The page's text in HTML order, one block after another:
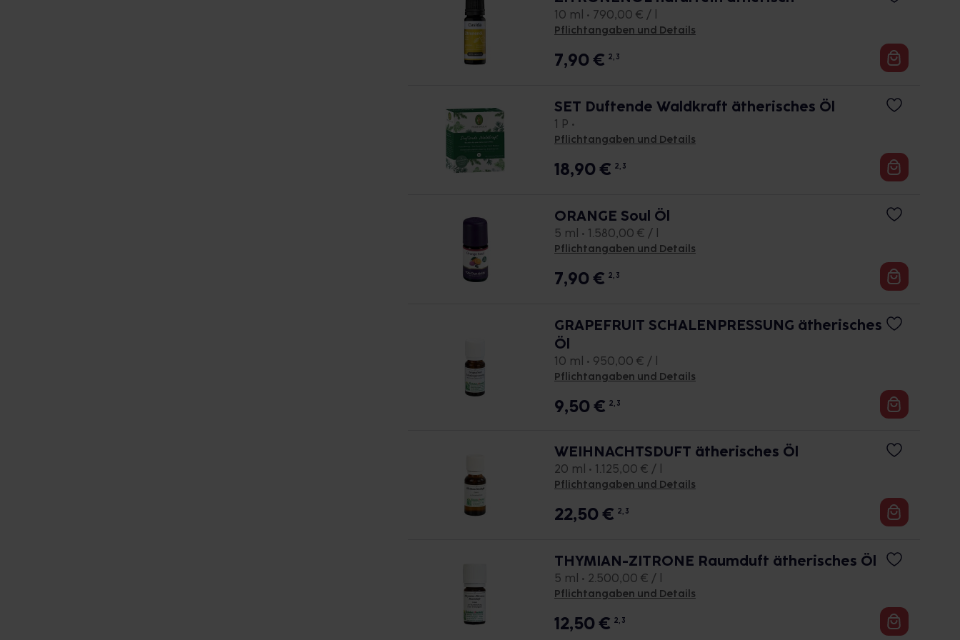
10 ml • 790,00 € / l
Pflichtangaben und Details
7,90€ 2, 3
SET Duftende Waldkraft ätherisches Öl
1 P •
Pflichtangaben und Details
18,90€ 2, 3
ORANGE Soul Öl
5 ml • 1.580,00 € / l
Pflichtangaben und Details
7,90€ 2, 3
GRAPEFRUIT SCHALENPRESSUNG ätherisches
Öl
10 ml • 950,00 € / l
Pflichtangaben und Details
9,50€ 2, 3
WEIHNACHTSDUFT ätherisches Öl
20 ml • 1.125,00 € / l
Pflichtangaben und Details
22,50€ 2, 3
THYMIAN-ZITRONE Raumduft ätherisches Öl
5 ml • 2.500,00 € / l
Pflichtangaben und Details
12,50€ 2, 3